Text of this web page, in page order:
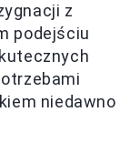
z
podejściu
niedawno